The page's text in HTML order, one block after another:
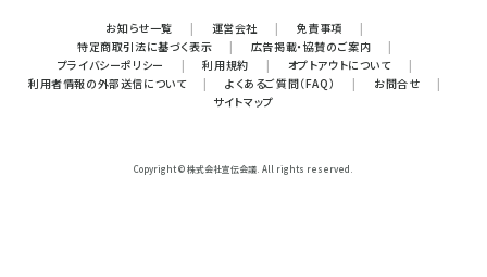
お知らせ一覧 | 運営会社 | 免責事項
|
特定商取引法に基づく表示
| 広告掲載・協賛のご案内
|
プライバシーポリシー
| 利用規約 | オプトアウトについて
|
利用者情報の外部送信について
| よくあるご質問（FAQ） | お問合せ
|
サイトマップ
Copyright © 株式会社宣伝会議. All rights reserved.